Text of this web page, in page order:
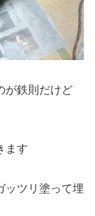
が鉄則だけど
ます
ッツリ塗って埋